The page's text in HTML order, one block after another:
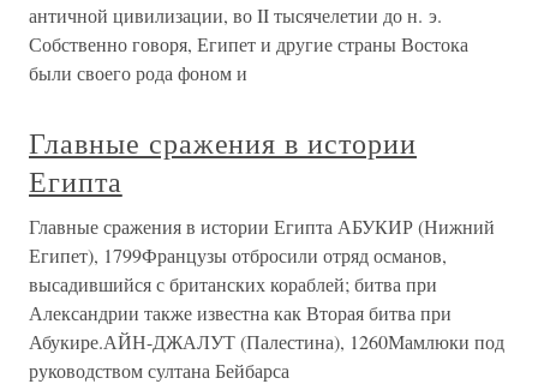
античной цивилизации, во II тысячелетии до н. э.
Собственно говоря, Египет и другие страны Востока
были своего рода фоном и
Главные сражения в истории
Египта
Главные сражения в истории Египта АБУКИР (Нижний
Египет), 1799Французы отбросили отряд османов,
высадившийся с британских кораблей; битва при
Александрии также известна как Вторая битва при
Абукире.АЙН-ДЖАЛУТ (Палестина), 1260Мамлюки под
руководством султана Бейбарса